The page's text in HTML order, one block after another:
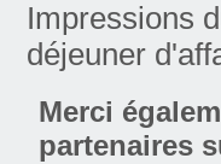
Impressions
déjeuner
Merci
partenaires